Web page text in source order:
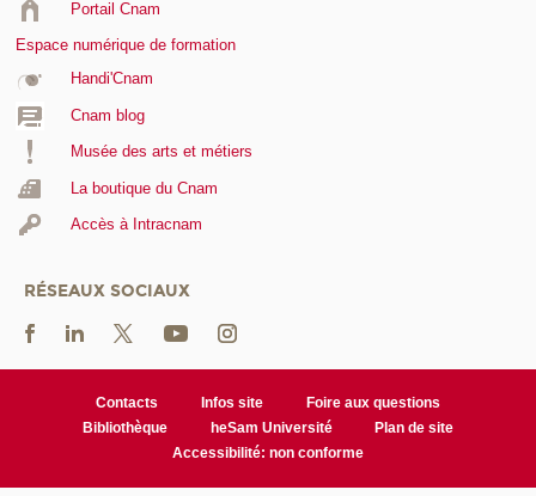
Portail Cnam
Espace numérique de formation
Handi'Cnam
Cnam blog
Musée des arts et métiers
La boutique du Cnam
Accès à Intracnam
RÉSEAUX SOCIAUX
Contacts Infos site
Foire aux questions
Bibliothèque
heSam Université
Plan de site
Accessibilité: non conforme